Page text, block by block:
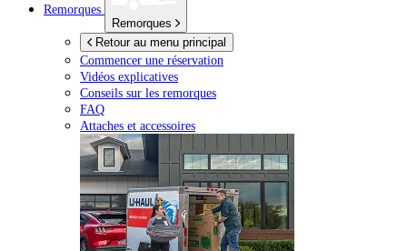
Remorques
Remorques
Retour au menu principal
Commencer une réservation
Vidéos explicatives
Conseils sur les remorques
FAQ
Attaches et accessoires